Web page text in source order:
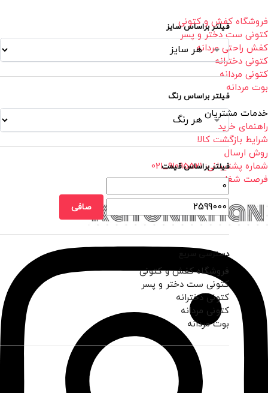
فیلتر براساس سایز
فیلتر براساس رنگ
فیلتر براساس قیمت
صافی
دسترسی سریع
فروشگاه کفش و کتونی
کتونی ست دختر و پسر
کتونی دخترانه
کتونی مردانه
بوت مردانه
فروشگاه کفش و کتونی
کتونی ست دختر و پسر
کفش راحتی مردانه
کتونی دخترانه
کتونی مردانه
بوت مردانه
خدمات مشتریان
راهنمای خرید
شرایط بازگشت کالا
روش ارسال
شماره پشتیبانی: 91095521_021
فرصت شغلی